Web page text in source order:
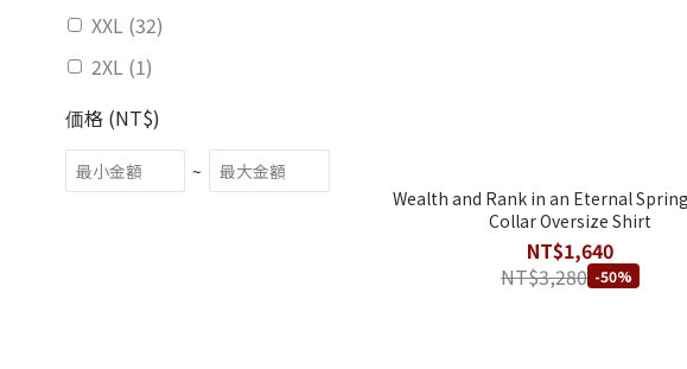
XXL (32)
2XL (1)
価格 (NT$)
~
Wealth and Rank in an Eternal
Collar Oversize Shirt
NT$1,640
NT$3,280 -50%